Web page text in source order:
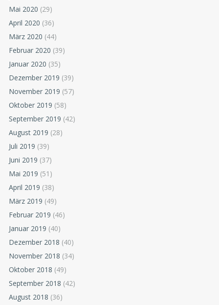
Mai 2020 (29)
April 2020 (36)
März 2020 (44)
Februar 2020 (39)
Januar 2020 (35)
Dezember 2019 (39)
November 2019 (57)
Oktober 2019 (58)
September 2019 (42)
August 2019 (28)
Juli 2019 (39)
Juni 2019 (37)
Mai 2019 (51)
April 2019 (38)
März 2019 (49)
Februar 2019 (46)
Januar 2019 (40)
Dezember 2018 (40)
November 2018 (34)
Oktober 2018 (49)
September 2018 (42)
August 2018 (36)